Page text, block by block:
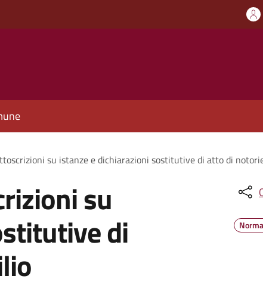
su istanze e dichiarazioni sostitutive di atto di
su
di